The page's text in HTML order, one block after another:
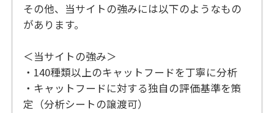
その他、当サイトの強みには以下のようなもの
があります。
＜当サイトの強み＞
・140種類以上のキャットフードを丁寧に分析
・キャットフードに対する独自の評価基準を策
定（分析シートの譲渡可）